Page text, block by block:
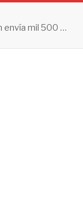
Tras presión de Estados Unidos, Sheinbaum envía mil 500 soldados a Michoacán